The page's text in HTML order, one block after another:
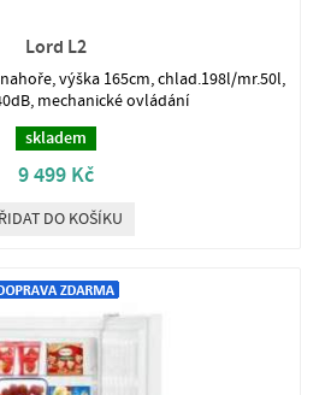
Lord L2
výška 165cm, chlad.198l/mr.50l,
mechanické ovládání
skladem
9 499 Kč
DO KOŠÍKU